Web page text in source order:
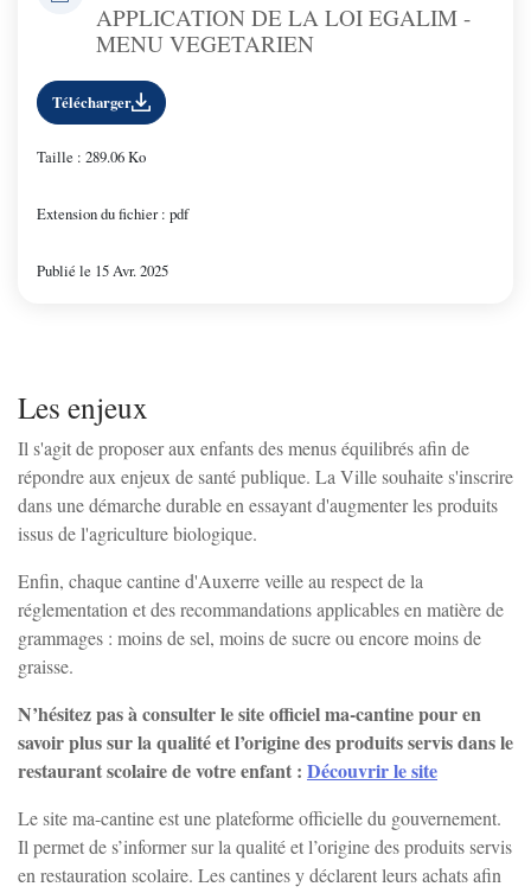
APPLICATION DE LA LOI EGALIM -
MENU VEGETARIEN
Télécharger
Taille : 289.06 Ko
Extension du fichier : pdf
Publié le 15 Avr. 2025
Les enjeux
Il s'agit de proposer aux enfants des menus équilibrés afin de
répondre aux enjeux de santé publique. La Ville souhaite s'inscrire
dans une démarche durable en essayant d'augmenter les produits
issus de l'agriculture biologique.
Enfin, chaque cantine d'Auxerre veille au respect de la
réglementation et des recommandations applicables en matière de
grammages : moins de sel, moins de sucre ou encore moins de
graisse.
N’hésitez pas à consulter le site officielma-cantinepour en
savoir plus sur la qualité et l’origine des produits servis dans le
restaurant scolaire de votre enfant : Découvrir le site
Le sitema-cantineest une plateforme officielle du gouvernement.
Il permet de s’informer sur la qualité et l’origine des produits servis
en restauration scolaire. Les cantines y déclarent leurs achats afin